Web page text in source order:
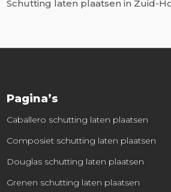
Schutting laten plaatsen in Zuid-
Pagina’s
Caballero schutting laten plaatsen
Composiet schutting laten plaatsen
Douglas schutting laten plaatsen
Grenen schutting laten plaatsen